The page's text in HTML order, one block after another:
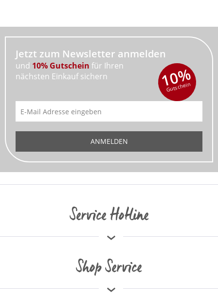
Jetzt zum Newsletter anmelden
und 10% Gutschein für Ihren
nächsten Einkauf sichern
10%
Gutschein
ANMELDEN
Service Hotline
Shop Service